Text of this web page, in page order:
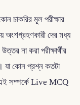
চাকরির মূল পরীক্ষার
অংশগ্রহণকারী দের মধ্য
না করা পরীক্ষার্থীর
যা কোন প্রশ্ন কতটা
সম্পর্কে Live MCQ